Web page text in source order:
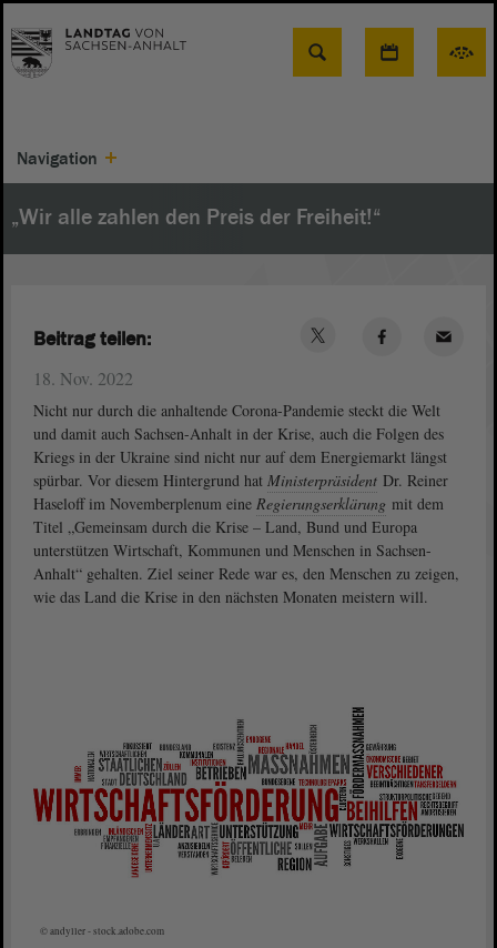
Suche
Navigation
„Wir alle zahlen den Preis der Freiheit!“
18. Nov. 2022
Nicht nur durch die anhaltende Corona-Pandemie steckt die Welt
und damit auch Sachsen-Anhalt in der Krise, auch die Folgen des
Kriegs in der Ukraine sind nicht nur auf dem Energiemarkt längst
spürbar. Vor diesem Hintergrund hat Ministerpräsident Dr. Reiner
Haseloff im Novemberplenum eine Regierungserklärung mit dem
Titel „Gemeinsam durch die Krise – Land, Bund und Europa
unterstützen Wirtschaft, Kommunen und Menschen in Sachsen-
Anhalt“ gehalten. Ziel seiner Rede war es, den Menschen zu zeigen,
wie das Land die Krise in den nächsten Monaten meistern will.
© andyller - stock.adobe.com
Beitrag teilen: